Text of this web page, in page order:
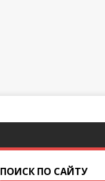
ПОИСК ПО САЙТУ